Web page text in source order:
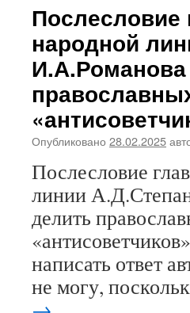
Послесловие
народной
Опубликовано 28.02.2025
Послесловие
линии
делить
написать ответ
не могу,